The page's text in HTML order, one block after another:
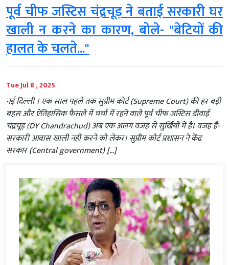
पूर्व चीफ जस्टिस चंद्रचूड़ ने बताई सरकारी घर
खाली न करने का कारण, बोले- "बेटियों की
हालत के चलते..."
Tue Jul 8 , 2025
नई दिल्‍ली । एक साल पहले तक सुप्रीम कोर्ट (Supreme Court) की हर बड़ी
बहस और ऐतिहासिक फैसले में चर्चा में रहने वाले पूर्व चीफ जस्टिस डीवाई
चंद्रचूड़ (DY Chandrachud) अब एक अलग वजह से सुर्खियों में हैं। वजह है-
सरकारी आवास खाली नहीं करने को लेकर। सुप्रीम कोर्ट प्रशासन ने केंद्र
सरकार (Central government) […]